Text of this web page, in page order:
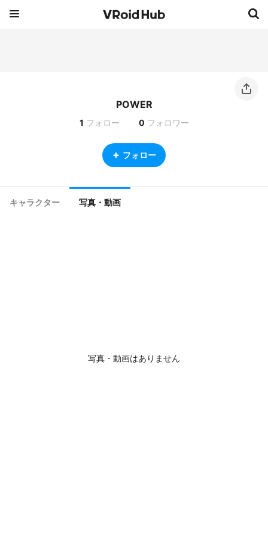
POWER
1 フォロー 0 フォロワー
フォロー
キャラクター 写真・動画
写真・動画はありません